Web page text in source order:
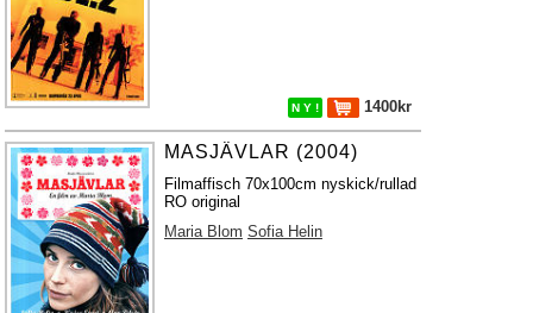
N Y ! 1400kr
MASJÄVLAR (2004)
Filmaffisch 70x100cm nyskick/rullad
RO original
Maria Blom Sofia Helin